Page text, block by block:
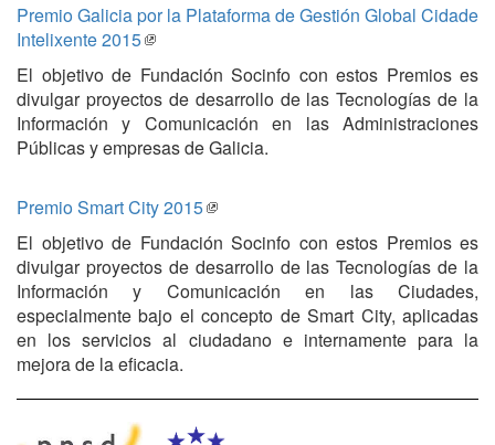
Premio Galicia por la Plataforma de Gestión Global Cidade
Intelixente 2015
El objetivo de Fundación Socinfo con estos Premios es
divulgar proyectos de desarrollo de las Tecnologías de la
Información y Comunicación en las Administraciones
Públicas y empresas de Galicia.
Premio Smart City 2015
El objetivo de Fundación Socinfo con estos Premios es
divulgar proyectos de desarrollo de las Tecnologías de la
Información y Comunicación en las Ciudades,
especialmente bajo el concepto de Smart City, aplicadas
en los servicios al ciudadano e internamente para la
mejora de la eficacia.